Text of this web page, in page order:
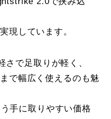
現しています。
さで足取りが軽く、
で幅広く使えるのも魅
う手に取りやすい価格